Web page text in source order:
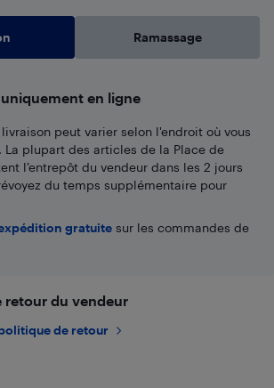
Ramassage
en ligne
peut varier selon l'endroit où vous
La plupart des articles de la Place de
l’entrepôt du vendeur dans les 2 jours
du temps supplémentaire pour
gratuite sur les commandes de
retour du vendeur
de retour